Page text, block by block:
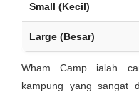
Small (Kecil)
Large (Besar)
Wham Camp ialah
kampung yang sangat